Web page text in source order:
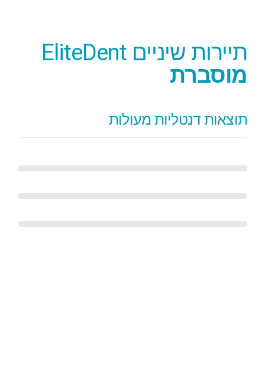
תיירות שיניים EliteDent
מוסברת
תוצאות דנטליות מעולות